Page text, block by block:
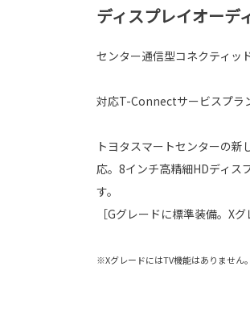
ディスプレイオーデ
センター通信型コネクティッ
対応T-Connectサービスプラ
トヨタスマートセンターの
応。8インチ高精細HDディス
す。
［Gグレードに標準装備。X
※XグレードにはTV機能はありません。